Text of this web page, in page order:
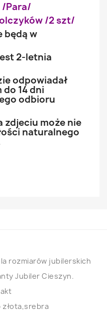
/Para/
/2 szt/
będą w
2-letnia
odpowiadał
14 dni
odbioru
zdjeciu może nie
naturalnego
rozmiarów jubilerskich
Jubiler Cieszyn.
złota,srebra